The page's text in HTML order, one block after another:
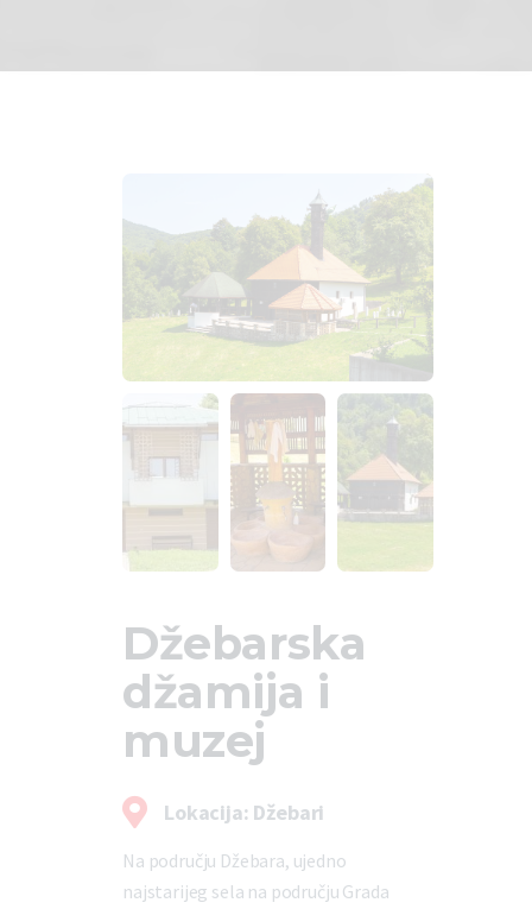
Džebarska
džamija i
muzej
Lokacija: Džebari
Na području Džebara, ujedno
najstarijeg sela na području Grada